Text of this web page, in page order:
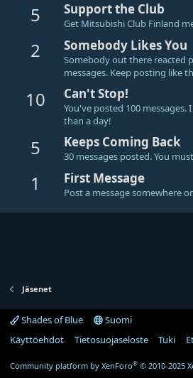
5 Support the Club
Get Mitsubishi Club Finland
2 Somebody Likes You
Somebody out there reacted
messages. Keep posting like
10 Can't Stop!
You've posted 100
than a day!
5 Keeps Coming Back
30 messages posted. You
1 First Message
Post a message somewhere
Jäsenet
Shades of Blue
Suomi
Käyttöehdot
Tietosuojaseloste Tuki
Community platform by XenForo® © 2010-2025